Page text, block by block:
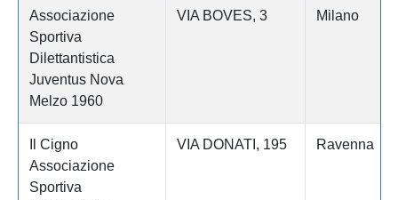
Associazione
Sportiva
Dilettantistica
Juventus Nova
Melzo 1960
VIA BOVES, 3 Milano
Il Cigno
Associazione
Sportiva
VIA DONATI, 195 Ravenna